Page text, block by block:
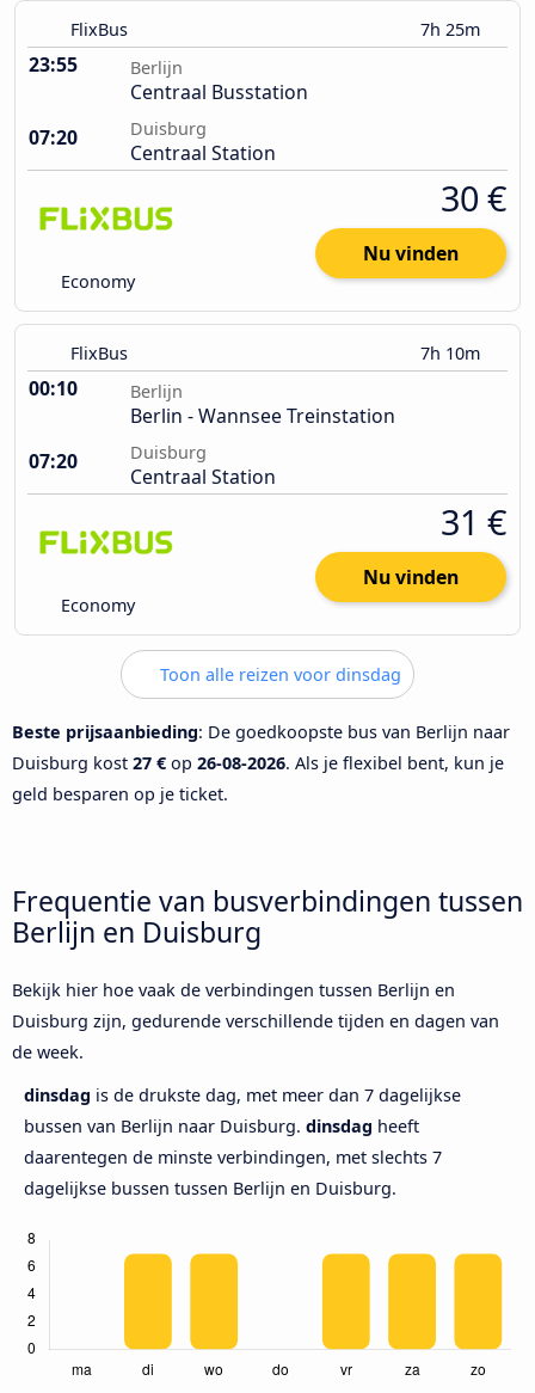
FlixBus 7h 25m
23:55 Berlijn
Centraal Busstation
07:20
Duisburg
Centraal Station
Economy
30 €
Nu vinden
FlixBus 7h 10m
00:10 Berlijn
Berlin - Wannsee Treinstation
07:20
Duisburg
Centraal Station
Economy
31 €
Nu vinden
Toon alle reizen voor dinsdag
Beste prijsaanbieding: De goedkoopste bus van Berlijn naar
Duisburg kost 27 € op 26-08-2026. Als je flexibel bent, kun je
geld besparen op je ticket.
Frequentie van busverbindingen tussen
Berlijn en Duisburg
Bekijk hier hoe vaak de verbindingen tussen Berlijn en
Duisburg zijn, gedurende verschillende tijden en dagen van
de week.
dinsdag is de drukste dag, met meer dan 7 dagelijkse
bussen van Berlijn naar Duisburg. dinsdag heeft
daarentegen de minste verbindingen, met slechts 7
dagelijkse bussen tussen Berlijn en Duisburg.